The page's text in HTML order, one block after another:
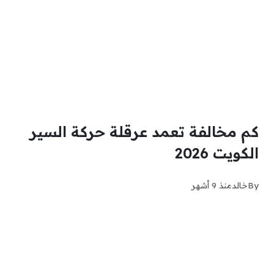
كم مخالفة تعمد عرقلة حركة السير
الكويت 2026
Byخالدمنذ 9 أشهر